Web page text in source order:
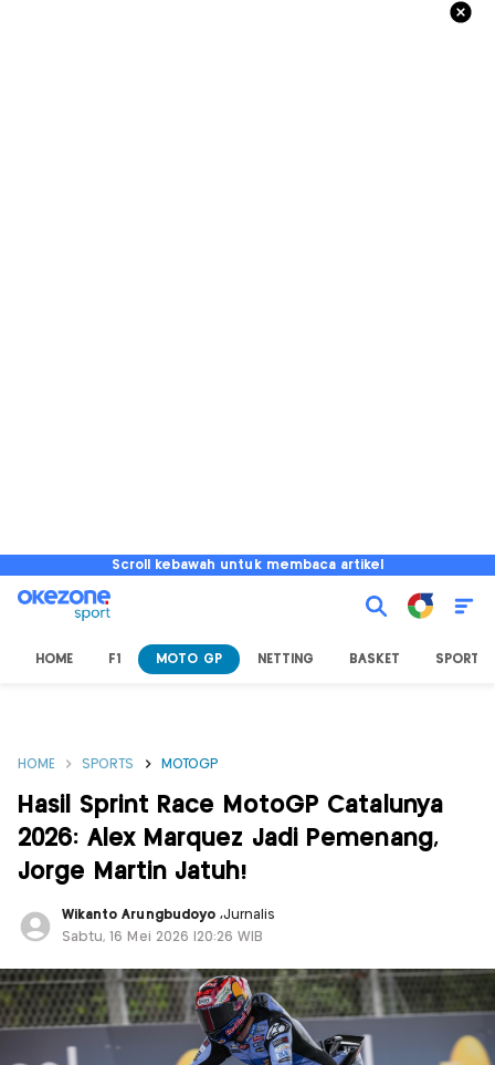
Scroll kebawah untuk membaca artikel
HOME F1 MOTO GP NETTING BASKET SPORT
HOME SPORTS MOTOGP
Hasil Sprint Race MotoGP Catalunya
2026: Alex Marquez Jadi Pemenang,
Jorge Martin Jatuh!
Wikanto Arungbudoyo ,Jurnalis
Sabtu, 16 Mei 2026 |20:26 WIB